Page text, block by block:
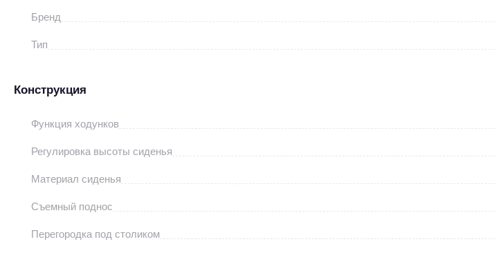
Бренд
Тип
Конструкция
Функция ходунков
Регулировка высоты сиденья
Материал сиденья
Съемный поднос
Перегородка под столиком